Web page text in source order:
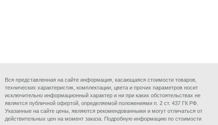
Вся представленная на сайте информация, касающаяся стоимости товаров,
технических характеристик, комплектации, цвета и прочих параметров носит
исключительно информационный характер и ни при каких обстоятельствах не
является публичной офертой, определяемой положениями п. 2 ст. 437 ГК РФ.
Указанные на сайте цены, являются рекомендованными и могут отличаться от
действительных цен на момент заказа. Подробную информацию по стоимости